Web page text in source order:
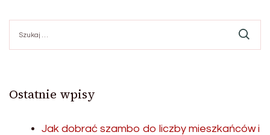
Ostatnie wpisy
Jak dobrać szambo do liczby mieszkańców i